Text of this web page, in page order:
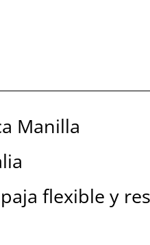
Manilla
flexible y